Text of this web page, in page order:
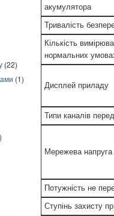
(22)
(1)
акумулятора
Тривалість
Кількість
нормальних
Дисплей приладу
Типи каналів
Мережева
Потужність не
Ступінь захисту